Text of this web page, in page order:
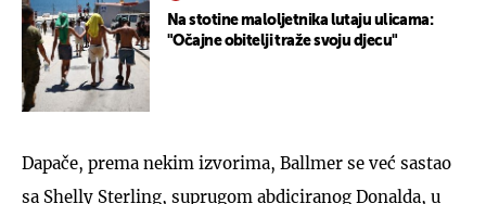
Na stotine maloljetnika lutaju ulicama:
"Očajne obitelji traže svoju djecu"
Dapače, prema nekim izvorima, Ballmer se već sastao
sa Shelly Sterling, suprugom abdiciranog Donalda, u